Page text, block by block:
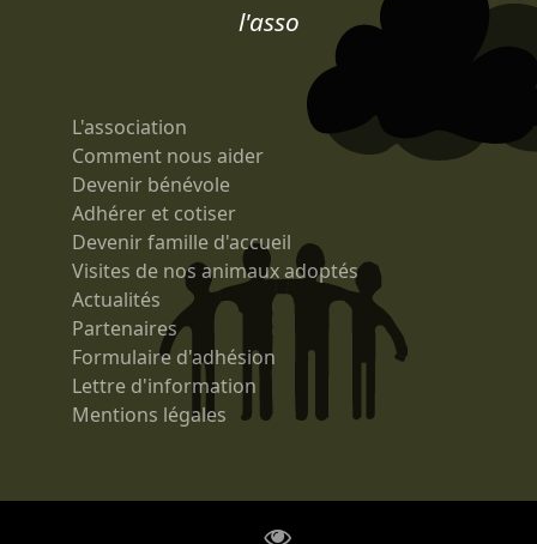
l'asso
L'association
Comment nous aider
Devenir bénévole
Adhérer et cotiser
Devenir famille d'accueil
Visites de nos animaux adoptés
Actualités
Partenaires
Formulaire d'adhésion
Lettre d'information
Mentions légales